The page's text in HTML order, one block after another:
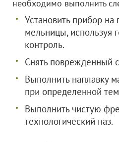
необходимо выполнить
Установить прибор на
мельницы, используя
контроль.
Снять поврежденный
Выполнить наплавку
при определенной
Выполнить чистую
технологический паз.